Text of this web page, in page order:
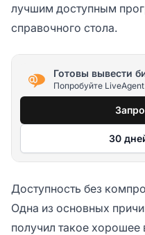
лучшим доступным
справочного стола.
Готовы вывести
Попробуйте
30
Доступность без
Одна из основных
получил такое хорошее